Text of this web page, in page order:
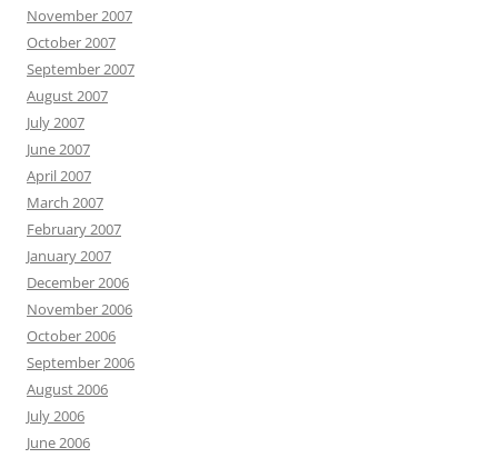
November 2007
October 2007
September 2007
August 2007
July 2007
June 2007
April 2007
March 2007
February 2007
January 2007
December 2006
November 2006
October 2006
September 2006
August 2006
July 2006
June 2006